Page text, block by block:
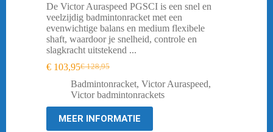
De Victor Auraspeed PGSCI is een snel en
veelzijdig badmintonracket met een
evenwichtige balans en medium flexibele
shaft, waardoor je snelheid, controle en
slagkracht uitstekend ...
€128,95
Oorspronkelijke
prijs
was:
€ 103,95Huidige
prijs
is:
Badmintonracket, Victor Auraspeed,
Victor badmintonrackets
MEER INFORMATIE